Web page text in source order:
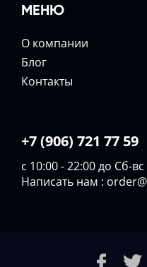
МЕНЮ
О компании
Блог
Контакты
+7 (906) 721 77 59
с 10:00 - 22:00 до Сб-
Написать нам :